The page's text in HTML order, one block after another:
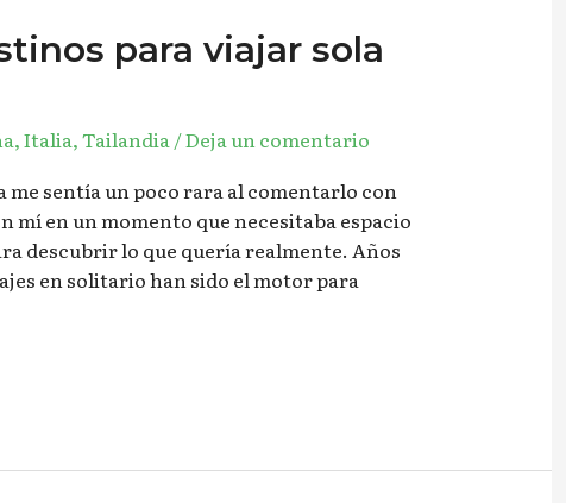
para viajar sola
,Italia,Tailandia/Deja un comentario
me sentía un poco rara al comentarlo con
mí en un momento que necesitaba espacio
descubrir lo que quería realmente. Años
en solitario han sido el motor para